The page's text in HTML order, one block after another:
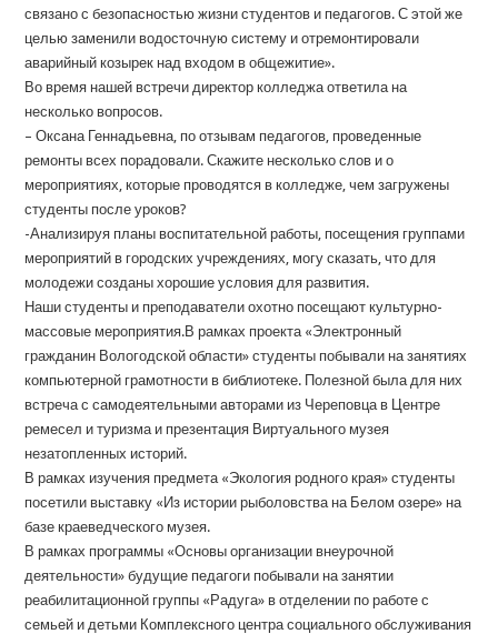
связано с безопасностью жизни студентов и педагогов. С этой же
целью заменили водосточную систему и отремонтировали
аварийный козырек над входом в общежитие».
Во время нашей встречи директор колледжа ответила на
несколько вопросов.
– Оксана Геннадьевна, по отзывам педагогов, проведенные
ремонты всех порадовали. Скажите несколько слов и о
мероприятиях, которые проводятся в колледже, чем загружены
студенты после уроков?
-Анализируя планы воспитательной работы, посещения группами
мероприятий в городских учреждениях, могу сказать, что для
молодежи созданы хорошие условия для развития.
Наши студенты и преподаватели охотно посещают культурно-
массовые мероприятия.В рамках проекта «Электронный
гражданин Вологодской области» студенты побывали на занятиях
компьютерной грамотности в библиотеке. Полезной была для них
встреча с самодеятельными авторами из Череповца в Центре
ремесел и туризма и презентация Виртуального музея
незатопленных историй.
В рамках изучения предмета «Экология родного края» студенты
посетили выставку «Из истории рыболовства на Белом озере» на
базе краеведческого музея.
В рамках программы «Основы организации внеурочной
деятельности» будущие педагоги побывали на занятии
реабилитационной группы «Радуга» в отделении по работе с
семьей и детьми Комплексного центра социального обслуживания